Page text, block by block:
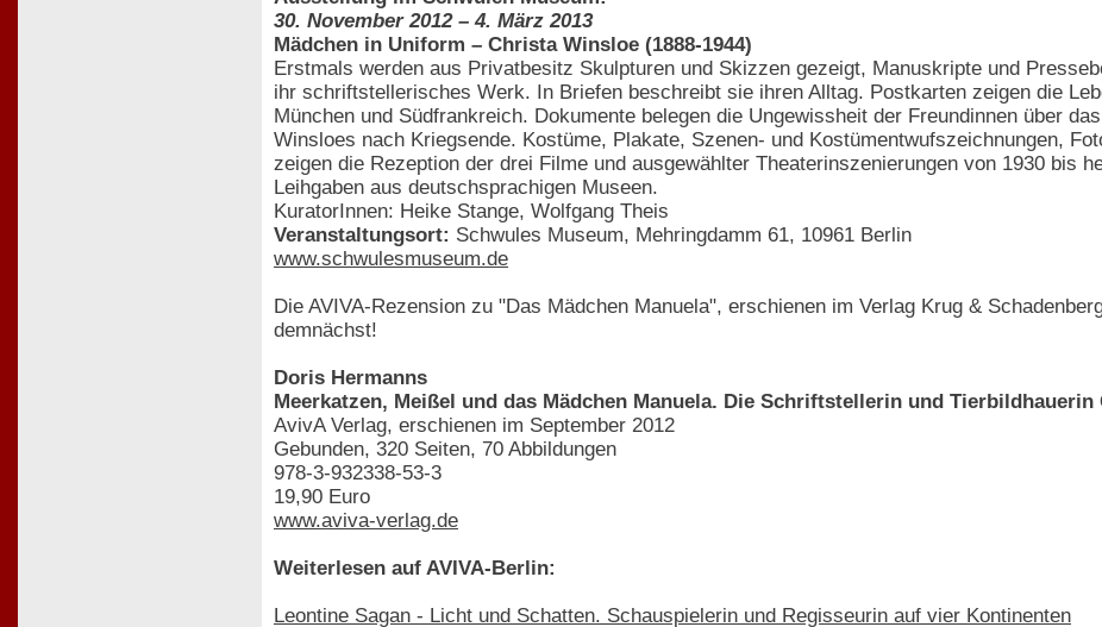
30. November 2012 – 4. März 2013
Mädchen in Uniform – Christa Winsloe (1888-1944)
Erstmals werden aus Privatbesitz Skulpturen und Skizzen gezeigt, Manuskripte und
ihr schriftstellerisches Werk. In Briefen beschreibt sie ihren Alltag. Postkarten zeigen die
München und Südfrankreich. Dokumente belegen die Ungewissheit der Freundinnen über
Winsloes nach Kriegsende. Kostüme, Plakate, Szenen- und Kostümentwufszeichnungen,
zeigen die Rezeption der drei Filme und ausgewählter Theaterinszenierungen von 1930 bis
Leihgaben aus deutschsprachigen Museen.
KuratorInnen: Heike Stange, Wolfgang Theis
Veranstaltungsort: Schwules Museum, Mehringdamm 61, 10961 Berlin
www.schwulesmuseum.de
Die AVIVA-Rezension zu "Das Mädchen Manuela", erschienen im Verlag Krug &
demnächst!
Doris Hermanns
Meerkatzen, Meißel und das Mädchen Manuela. Die Schriftstellerin und
AvivA Verlag, erschienen im September 2012
Gebunden, 320 Seiten, 70 Abbildungen
978-3-932338-53-3
19,90 Euro
www.aviva-verlag.de
Weiterlesen auf AVIVA-Berlin:
Leontine Sagan - Licht und Schatten. Schauspielerin und Regisseurin auf vier Kontinenten